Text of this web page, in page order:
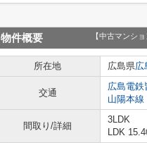
物件概要 【中古マンショ
所在地 広島県広
交通
広島電鉄
山陽本線
間取り/詳細
3LDK
LDK